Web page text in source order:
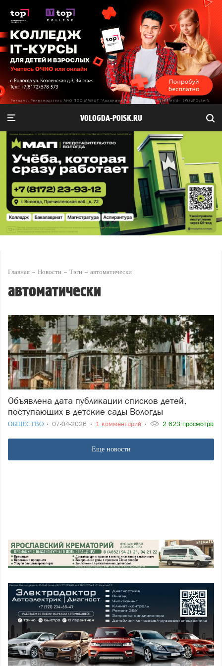
VOLOGDA-POISK.RU
Главная Новости Тэги автоматически
автоматически
Объявлена дата публикации списков детей,
поступающих в детские сады Вологды
ОБЩЕСТВО 07-04-2026 1 комментарий 2 623 просмотра
Еще новости